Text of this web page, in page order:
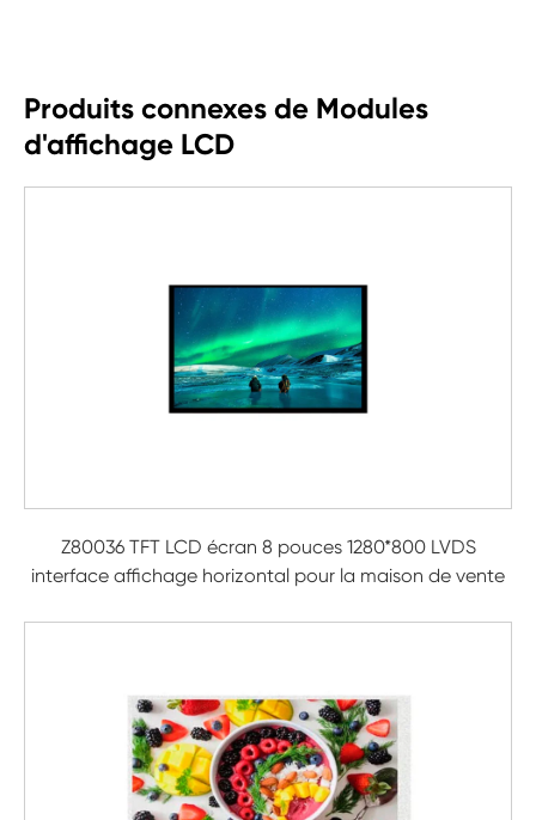
Produits connexes de Modules
d'affichage LCD
Z80036 TFT LCD écran 8 pouces 1280*800 LVDS
interface affichage horizontal pour la maison de vente